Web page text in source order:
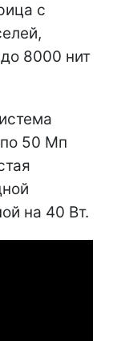
с
8000 нит
50 Мп
на 40 Вт.